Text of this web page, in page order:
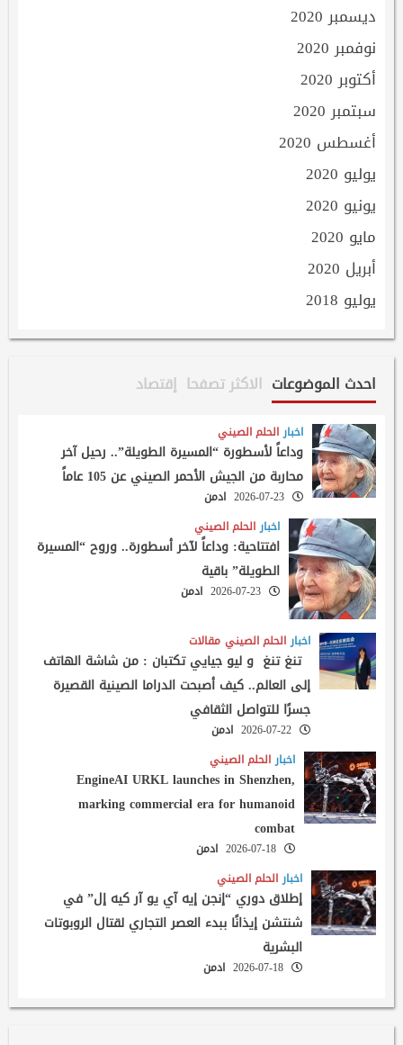
ديسمبر 2020
نوفمبر 2020
أكتوبر 2020
سبتمبر 2020
أغسطس 2020
يوليو 2020
يونيو 2020
مايو 2020
أبريل 2020
يوليو 2018
احدث الموضوعات الاكثر تصفحا إقتصاد
اخبار الحلم الصيني
وداعاً لأسطورة “المسيرة الطويلة”.. رحيل آخر
محاربة من الجيش الأحمر الصيني عن 105 عاماً
2026-07-23
ادمن
اخبار الحلم الصيني
افتتاحية: وداعاً لآخر أسطورة.. وروح “المسيرة
الطويلة” باقية
2026-07-23 ادمن
اخبار الحلم الصيني مقالات
تنغ تنغ و ليو جيايي تكتبان : من شاشة الهاتف
إلى العالم.. كيف أصبحت الدراما الصينية القصيرة
جسرًا للتواصل الثقافي
ادمن
اخبار الحلم الصيني
EngineAI URKL launches in Shenzhen,
marking commercial era for humanoid
combat
2026-07-18
ادمن
اخبار الحلم الصيني
إطلاق دوري “إنجن إيه آي يو آر كيه إل” في
شنتشن إيذانًا ببدء العصر التجاري لقتال الروبوتات
البشرية
ادمن